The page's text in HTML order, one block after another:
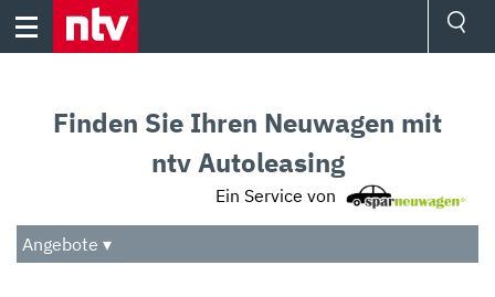
Skip
Audio
Das Beste
Finden Sie Ihren Neuwagen mit
ntv Autoleasing
Ein Service von
Angebote ▾